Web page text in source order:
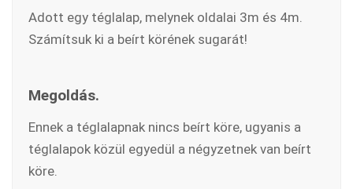
Adott egy téglalap, melynek oldalai 3m és 4m.
Számítsuk ki a beírt körének sugarát!
Megoldás.
Ennek a téglalapnak nincs beírt köre, ugyanis a
téglalapok közül egyedül a négyzetnek van beírt
köre.